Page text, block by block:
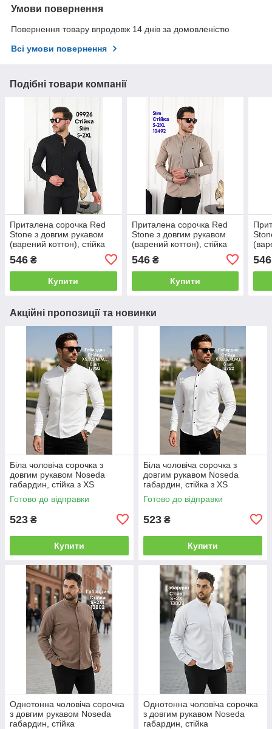
Умови повернення
Повернення товару впродовж 14 днів за домовленістю
Всі умови повернення
Подібні товари компанії
Приталена сорочка Red
Stone з довгим рукавом
(варений коттон), стійка
546 ₴
Купити
Приталена сорочка Red
Stone з довгим рукавом
(варений коттон), стійка
546₴
Купити
546
Акційні пропозиції та новинки
Біла чоловіча сорочка з
довгим рукавом Noseda
габардин, стійка з XS
Готово до відправки
523 ₴
Купити
Біла чоловіча сорочка з
довгим рукавом Noseda
габардин, стійка з XS
Готово до відправки
523 ₴
Купити
Однотонна чоловіча сорочка
з довгим рукавом Noseda
габардин, стійка
Однотонна чоловіча сорочка
з довгим рукавом Noseda
габардин, стійка